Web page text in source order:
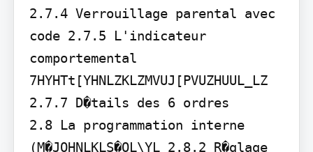
2.7.4 Verrouillage parental avec
code 2.7.5 L'indicateur
comportemental
7HYHTt[YHNLZKLZMVUJ[PVUZHUUL_LZ
2.7.7 D�tails des 6 ordres
2.8 La programmation interne
(M�JOHNLKLS�OL\YL 2.8.2 R�glage